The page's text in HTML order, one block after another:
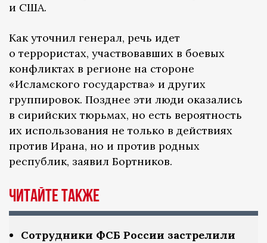
и США.
Как уточнил генерал, речь идет
о террористах, участвовавших в боевых
конфликтах в регионе на стороне
«Исламского государства» и других
группировок. Позднее эти люди оказались
в сирийских тюрьмах, но есть вероятность
их использования не только в действиях
против Ирана, но и против родных
республик, заявил Бортников.
Читайте также
Сотрудники ФСБ России застрелили